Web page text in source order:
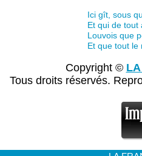
Ici gît, sous
Et qui de tout
Louvois que
Et que tout le
Copyright ©
Tous droits réservés.